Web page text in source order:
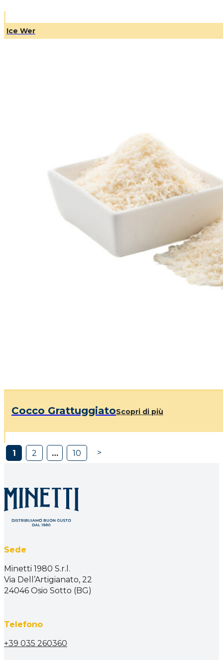
Ice Wer
Cocco GrattuggiatoScopri di più
1 2 … 10 >
Sede
Minetti 1980 S.r.l.
Via Dell’Artigianato, 22
24046 Osio Sotto (BG)
Telefono
+39 035 260360